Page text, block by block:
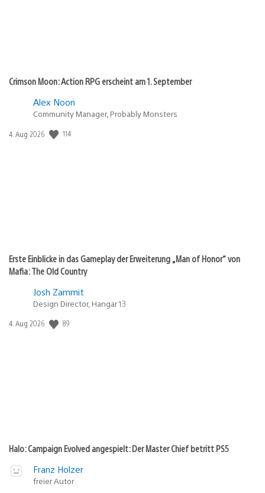
Crimson Moon: Action RPG erscheint am 1. September
Alex Noon
Community Manager, Probably Monsters
Veröffentlichungsdatum:
4. Aug 2026 114
Erste Einblicke in das Gameplay der Erweiterung „Man of Honor“ von
Mafia: The Old Country
Josh Zammit
Design Director, Hangar 13
Veröffentlichungsdatum:
4. Aug 2026 89
Halo: Campaign Evolved angespielt: Der Master Chief betritt PS5
Franz Holzer
freier Autor